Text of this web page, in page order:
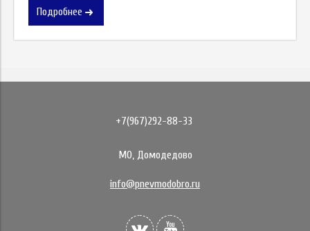
Подробнее
+7(967)292-88-33
МО, Домодедово
info@pnevmodobro.ru